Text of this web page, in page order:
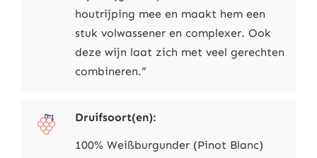
houtrijping mee en maakt hem een
stuk volwassener en complexer. Ook
deze wijn laat zich met veel gerechten
combineren.”
Druifsoort(en):
100% Weißburgunder (Pinot Blanc)